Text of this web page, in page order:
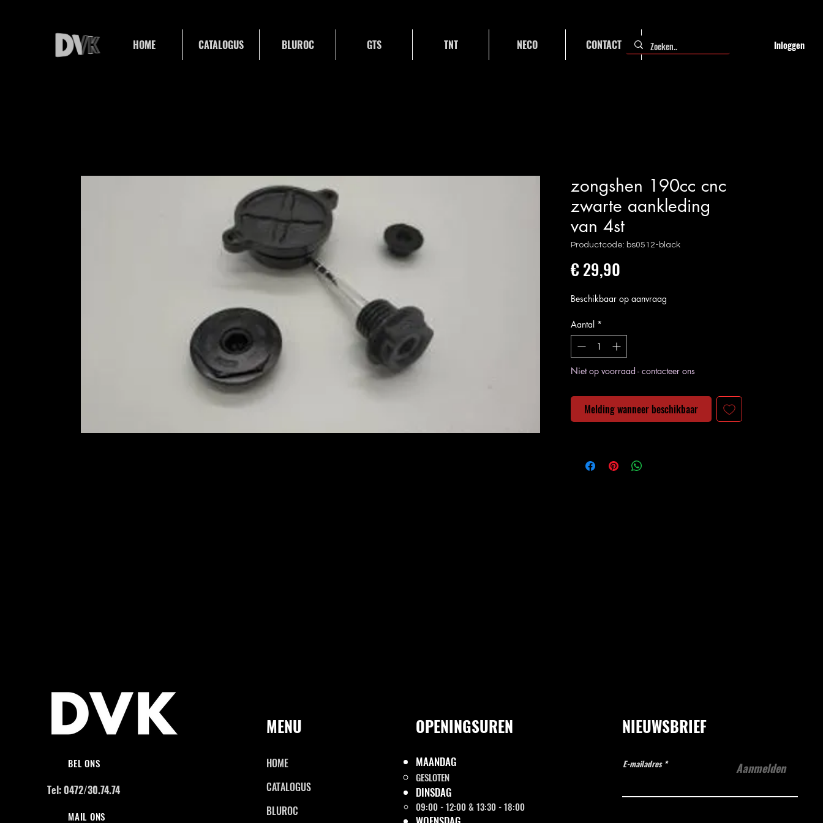
HOME CATALOGUS BLUROC GTS TNT NECO CONTACT FAQ Inloggen
zongshen 190cc cnc
zwarte aankleding
van 4st
Productcode: bs0512-black
€ 29,90
Beschikbaar op aanvraag
Aantal *
Niet op voorraad - contacteer ons
Melding wanneer beschikbaar
BEL ONS
Tel: 0472/30.74.74
MAIL ONS
MENU
HOME
CATALOGUS
BLUROC
OPENINGSUREN NIEUWSBRIEF
E-mailadres Aanmelden
MAANDAG
GESLOTEN
DINSDAG
09:00 - 12:00 & 13:30 - 18:00